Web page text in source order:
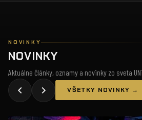
NOVINKY
NOVINKY
Aktuálne články, oznamy a novinky zo sveta
VŠETKY NOVINKY →